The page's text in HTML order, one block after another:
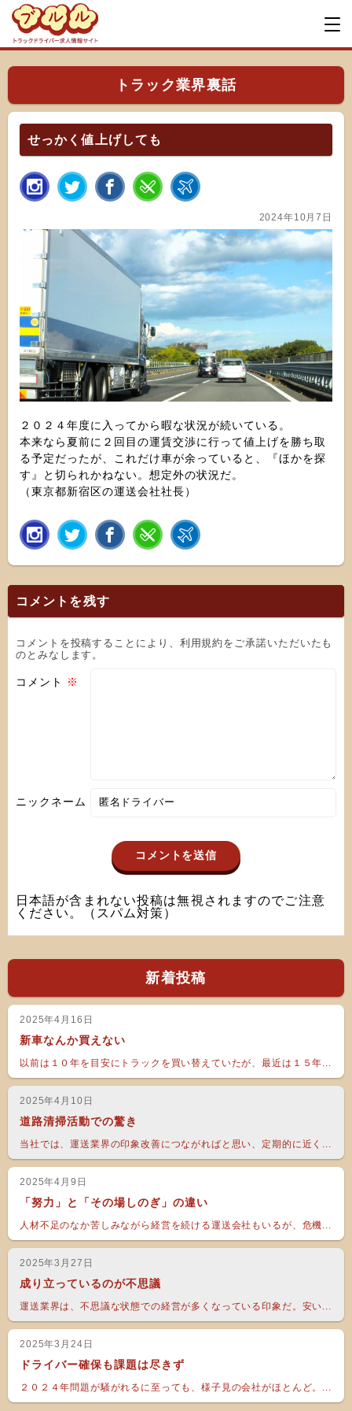
トラック業界裏話
せっかく値上げしても
2024年10月7日
２０２４年度に入ってから暇な状況が続いている。
本来なら夏前に２回目の運賃交渉に行って値上げを勝ち取
る予定だったが、これだけ車が余っていると、『ほかを探
す』と切られかねない。想定外の状況だ。
（東京都新宿区の運送会社社長）
コメントを残す
コメントを投稿することにより、利用規約をご承諾いただいたも
のとみなします。
コメント ※
ニックネーム
日本語が含まれない投稿は無視されますのでご注意
ください。（スパム対策）
新着投稿
2025年4月16日
新車なんか買えない
以前は１０年を目安にトラックを買い替えていたが、最近は１５年...
2025年4月10日
道路清掃活動での驚き
当社では、運送業界の印象改善につながればと思い、定期的に近く...
2025年4月9日
「努力」と「その場しのぎ」の違い
人材不足のなか苦しみながら経営を続ける運送会社もいるが、危機...
2025年3月27日
成り立っているのが不思議
運送業界は、不思議な状態での経営が多くなっている印象だ。安い...
2025年3月24日
ドライバー確保も課題は尽きず
２０２４年問題が騒がれるに至っても、様子見の会社がほとんど。...